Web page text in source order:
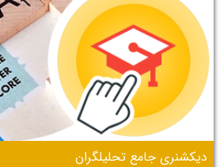
دیکشنری جامع تحلیلگران